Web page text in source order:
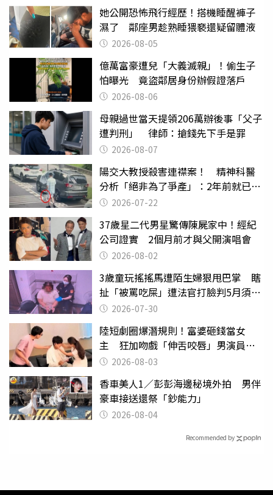
她公開恐怖飛行經歷！搭機睡醒褲子
濕了 鄰座男趁熟睡猥褻還疑留體液
2026-08-05
億萬富豪遭兒「大義滅親」！偷生子
怕曝光 竟盜鄰居身份辦假證落戶
2026-08-06
母親過世當天提領206萬辦後事「父子
遭判刑」 律師：搶錢先下手是罪
2026-08-07
陽交大教授殺害連襟案！ 精神科醫
分析「絕非為了爭產」：2年前就已言
行詭異
2026-07-22
37歲星二代男星驚傳陳屍家中！經紀
公司證實 2個月前才與父開演唱會
2026-08-02
3歲童玩搖搖馬遭陌生婦狠甩巴掌 瞎
扯「被罵吃屎」遭法官打臉判5月須入
監 2026-07-30
陸短劇圈爆潛規則！富婆砸錢當女
主 狂加吻戲「伸舌咬唇」男演員崩
潰 2026-08-03
香車美人1／彭彭海邊秘境外拍 男伴
豪車接送還祭「鈔能力」
2026-08-04
Recommended by